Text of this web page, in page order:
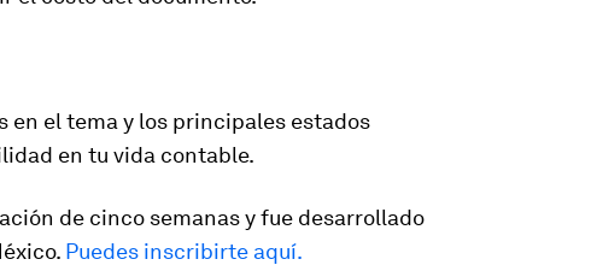
en el tema y los principales estados
en tu vida contable.
de cinco semanas y fue desarrollado
Puedes inscribirte aquí.